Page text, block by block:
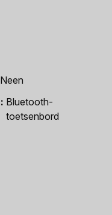
Neen
Bluetooth-
toetsenbord